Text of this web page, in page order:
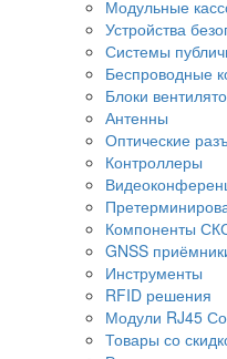
Модульные
Устройства
Системы
Беспроводные
Блоки
Антенны
Оптические
Контроллеры
Компоненты
GNSS
Инструменты
RFID решения
Модули RJ45
Товары со